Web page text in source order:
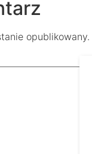
opublikowany.